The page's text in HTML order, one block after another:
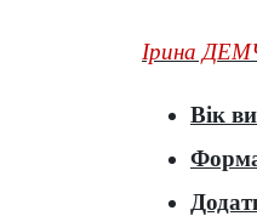
Ірина
Вік